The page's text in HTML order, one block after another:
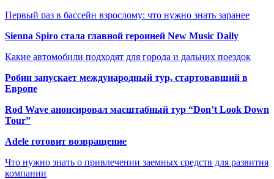
Первый раз в бассейн взрослому: что нужно знать заранее
Sienna Spiro стала главной героиней New Music Daily
Какие автомобили подходят для города и дальних поездок
Робин запускает международный тур, стартовавший в
Европе
Rod Wave анонсировал масштабный тур “Don’t Look Down
Tour”
Adele готовит возвращение
Что нужно знать о привлечении заемных средств для развития
компании